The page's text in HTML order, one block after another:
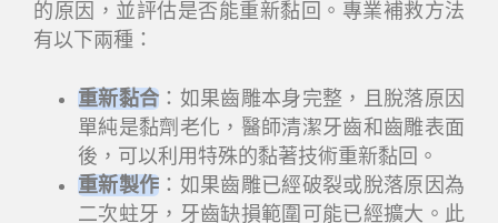
的原因，並評估是否能重新黏回。專業補救方法
有以下兩種：
重新黏合 ：如果齒雕本身完整，且脫落原因
單純是黏劑老化，醫師清潔牙齒和齒雕表面
後，可以利用特殊的黏著技術重新黏回。
重新製作 ：如果齒雕已經破裂或脫落原因為
二次蛀牙，牙齒缺損範圍可能已經擴大。此